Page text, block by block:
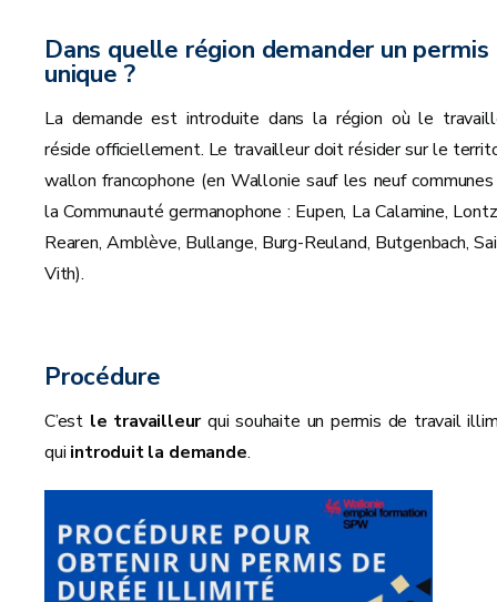
Dans quelle région demander un permis
unique ?
La demande est introduite dans la région où le
réside officiellement. Le travailleur doit résider sur le
wallon francophone (en Wallonie sauf les neuf
la Communauté germanophone : Eupen, La Calamine,
Rearen, Amblève, Bullange, Burg-Reuland, Butgenbach,
Vith).
Procédure
C’est le travailleurqui souhaite un permis de travail
qui introduit la demande.